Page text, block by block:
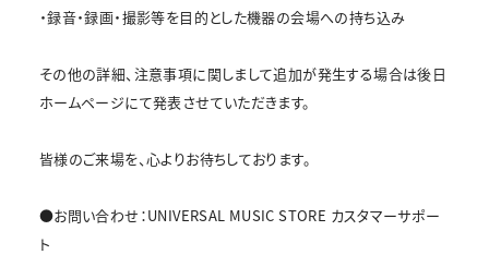
・録音・録画・撮影等を目的とした機器の会場への持ち込み
その他の詳細、注意事項に関しまして追加が発生する場合は後日
ホームページにて発表させていただきます。
皆様のご来場を、心よりお待ちしております。
●お問い合わせ：UNIVERSAL MUSIC STORE カスタマーサポー
ト